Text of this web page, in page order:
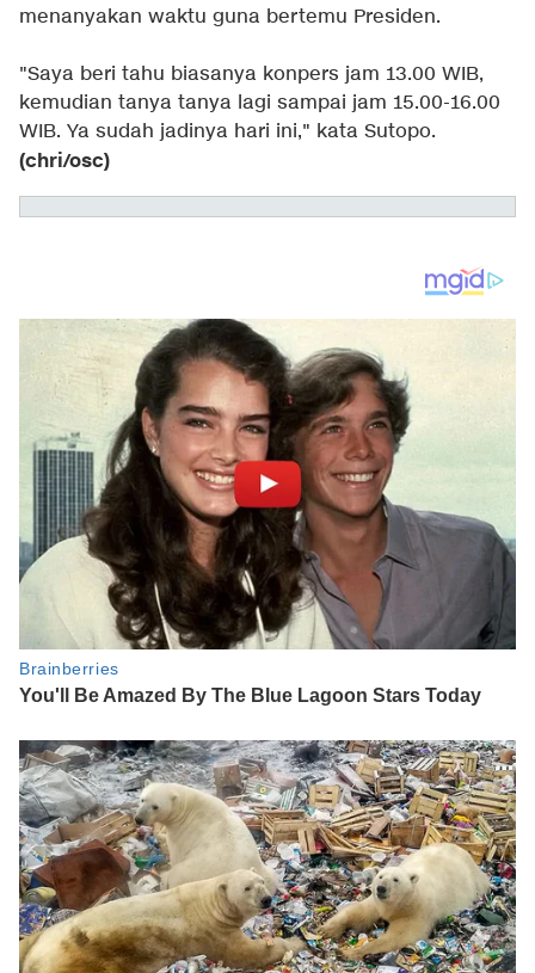
menanyakan waktu guna bertemu Presiden.
"Saya beri tahu biasanya konpers jam 13.00 WIB,
kemudian tanya tanya lagi sampai jam 15.00-16.00
WIB. Ya sudah jadinya hari ini," kata Sutopo.
(chri/osc)